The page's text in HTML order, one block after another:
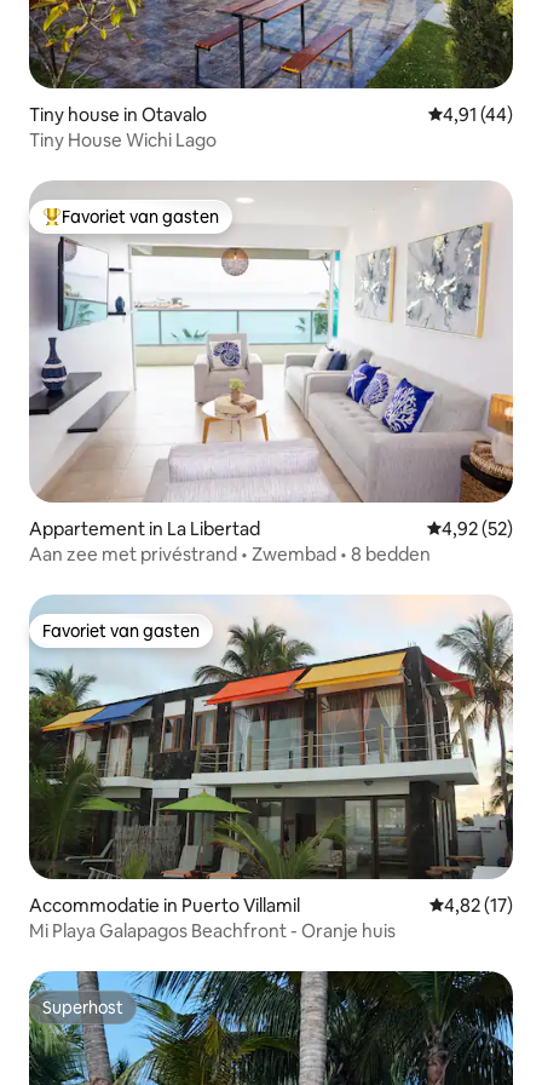
Tiny house in Otavalo Gemiddelde
4,91 (44)
Tiny House Wichi Lago
Topfavoriet van gasten
Favoriet van gasten
Appartement in La Libertad Gemiddelde
4,92 (52)
Aan zee met privéstrand • Zwembad • 8 bedden
Favoriet van gasten
Favoriet van gasten
Accommodatie in Puerto Villamil Gemiddelde
4,82 (17)
Mi Playa Galapagos Beachfront - Oranje huis
Superhost
Superhost